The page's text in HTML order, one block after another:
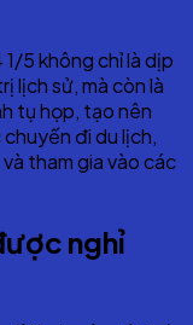
5 không chỉ là dịp
lịch sử, mà còn là
tụ họp, tạo nên
đi du lịch,
tham gia vào các
nghỉ